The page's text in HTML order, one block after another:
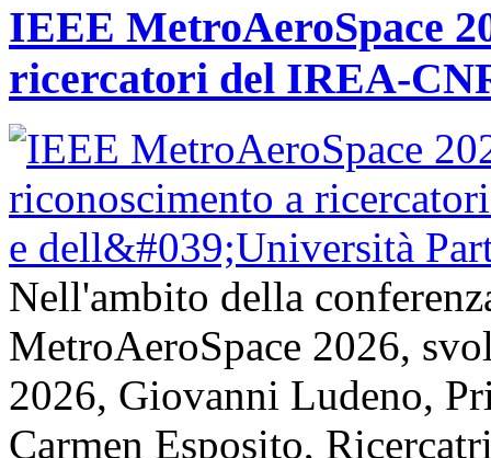
IEEE MetroAeroSpace
ricercatori del IREA-
Nell'ambito della
MetroAeroSpace 2026,
2026, Giovanni Ludeno,
Carmen Esposito,